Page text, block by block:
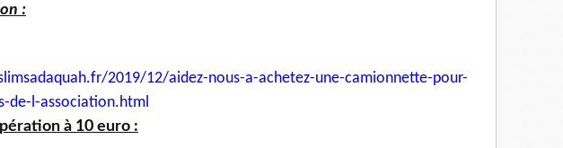
:
2019/12/aidez-nous-a-achetez-une-camionnette-pour-
de-l-association.html
à 10 euro :